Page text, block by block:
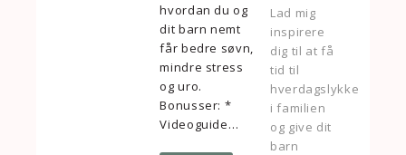
hvordan du og
dit barn nemt
får bedre søvn,
mindre stress
og uro.
Bonusser: *
Videoguide…
Lad mig
inspirere
dig til at få
tid til
hverdagslykke
i familien
og give dit
barn